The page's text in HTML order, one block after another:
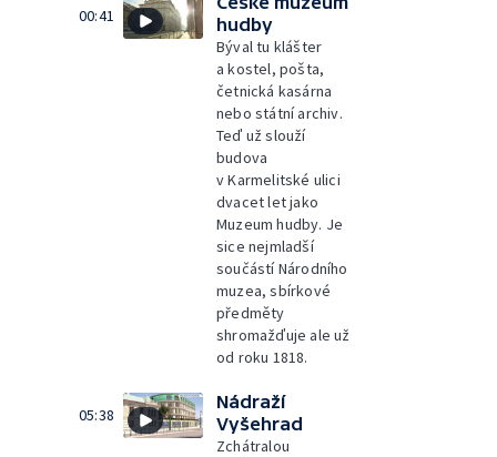
00:41
hudby
Býval tu klášter
a kostel, pošta,
četnická kasárna
nebo státní archiv.
Teď už slouží
budova
v Karmelitské ulici
dvacet let jako
Muzeum hudby. Je
sice nejmladší
součástí Národního
muzea, sbírkové
předměty
shromažďuje ale už
od roku 1818.
05:38
Nádraží
Vyšehrad
Zchátralou